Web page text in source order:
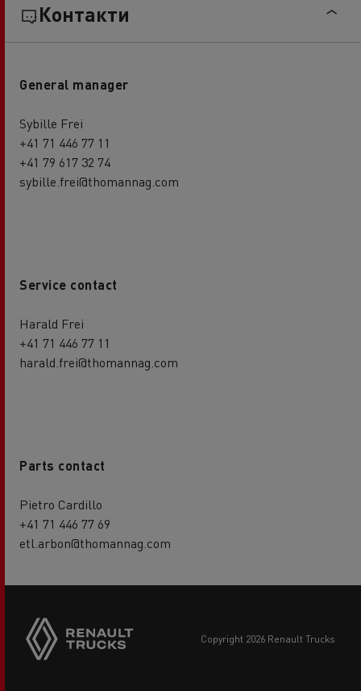
Контакти
General manager
Sybille Frei
+41 71 446 77 11
+41 79 617 32 74
sybille.frei@thomannag.com
Service contact
Harald Frei
+41 71 446 77 11
harald.frei@thomannag.com
Parts contact
Pietro Cardillo
+41 71 446 77 69
etl.arbon@thomannag.com
copyright 2026 Renault Trucks